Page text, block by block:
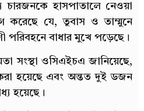
হাসপাতালে নেওয়া
করেছে যে, তুবাস ও তাম্মুনে
পরিবহনে বাধার মুখে পড়েছে।
সংস্থা ওসিএইচএ জানিয়েছে,
হয়েছে এবং অন্তত দুই ডজন
হয়েছে।